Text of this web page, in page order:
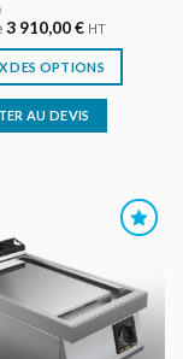
3 910,00€ HT
DES OPTIONS
AU DEVIS
AU DEVIS